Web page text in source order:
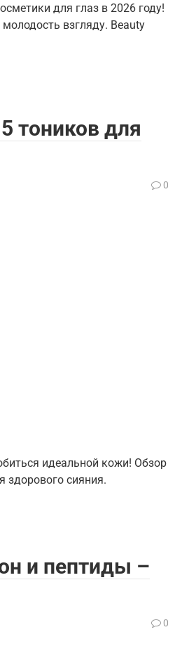
для глаз в 2026 году!
взгляду. Beauty
тоников для
0
идеальной кожи! Обзор
здорового сияния.
и пептиды –
0